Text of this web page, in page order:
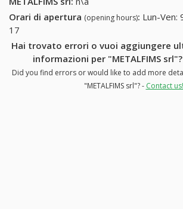
Orari di apertura (opening hours): Lun-Ven:
17
Hai trovato errori o vuoi aggiungere
informazioni per "METALFIMS srl"?
Did you find errors or would like to add more
"METALFIMS srl"? - Contact us!